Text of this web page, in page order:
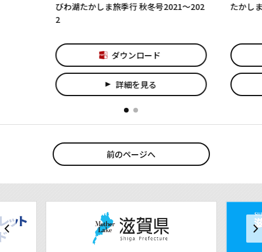
びわ湖たかしま旅季行 秋冬号2021～202
2
ダウンロード
play_arrow 詳細を見る
たかし
前のページへ